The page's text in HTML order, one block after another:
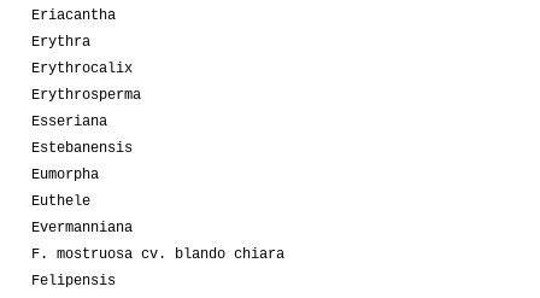
Eriacantha
Erythra
Erythrocalix
Erythrosperma
Esseriana
Estebanensis
Eumorpha
Euthele
Evermanniana
F. mostruosa cv. blando chiara
Felipensis